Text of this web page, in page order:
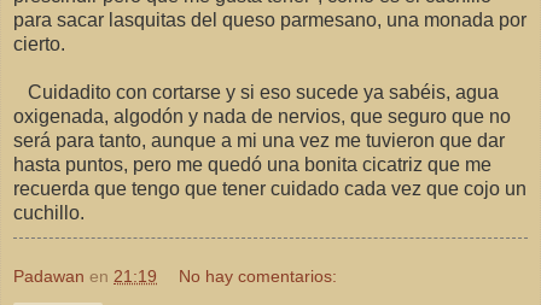
para sacar lasquitas del queso parmesano, una monada por
cierto.
Cuidadito con cortarse y si eso sucede ya sabéis, agua
oxigenada, algodón y nada de nervios, que seguro que no
será para tanto, aunque a mi una vez me tuvieron que dar
hasta puntos, pero me quedó una bonita cicatriz que me
recuerda que tengo que tener cuidado cada vez que cojo un
cuchillo.
Padawan en 21:19 No hay comentarios: